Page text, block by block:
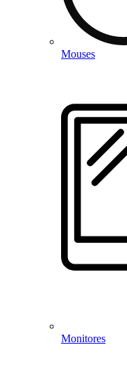
Mouses
Monitores